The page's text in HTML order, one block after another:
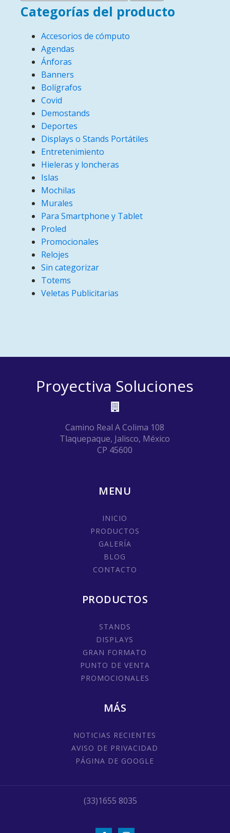
por:
Categorías del producto
Accesorios de cómputo
Agendas
Ánforas
Banners
Bolígrafos
Covid
Demostands
Deportes
Displays o Stands Portátiles
Entretenimiento
Hieleras y loncheras
Islas
Mochilas
Murales
Para Smartphone y Tablet
Proled
Promocionales
Relojes
Sin categorizar
Totems
Veletas Publicitarias
Proyectiva Soluciones
Camino Real A Colima 108
Tlaquepaque, Jalisco, México
CP 45600
MENU
INICIO
PRODUCTOS
GALERÍA
BLOG
CONTACTO
PRODUCTOS
STANDS
DISPLAYS
GRAN FORMATO
PUNTO DE VENTA
PROMOCIONALES
MÁS
NOTICIAS RECIENTES
AVISO DE PRIVACIDAD
PÁGINA DE GOOGLE
(33)1655 8035